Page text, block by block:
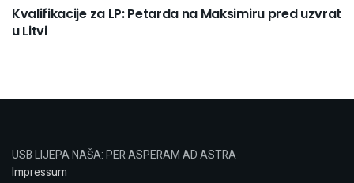
Kvalifikacije za LP: Petarda na Maksimiru pred uzvrat
u Litvi
USB LIJEPA NAŠA: PER ASPERAM AD ASTRA
Impressum